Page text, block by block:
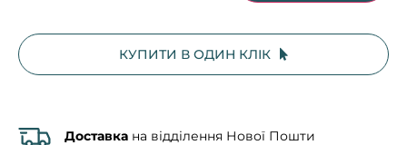
КУПИТИ В ОДИН КЛІК
Доставка на відділення Нової Пошти